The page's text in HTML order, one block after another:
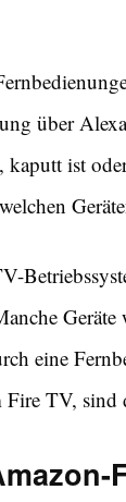
über
ist
eine
TV,